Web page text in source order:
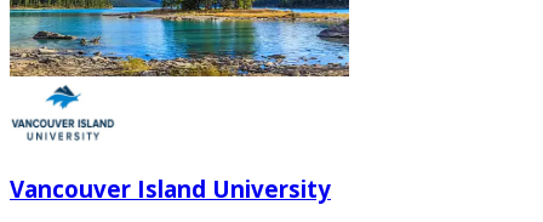
Vancouver Island University